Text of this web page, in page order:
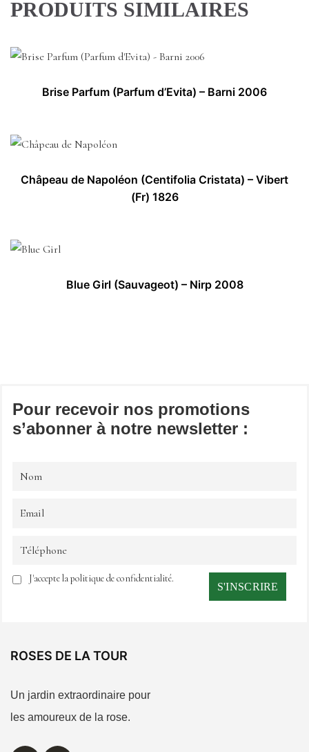
PRODUITS SIMILAIRES
Brise Parfum (Parfum d’Evita) – Barni 2006
Châpeau de Napoléon (Centifolia Cristata) – Vibert
(Fr) 1826
Blue Girl (Sauvageot) – Nirp 2008
Pour recevoir nos promotions
s’abonner à notre newsletter :
J'accepte la politique de confidentialité.
ROSES DE LA TOUR
Un jardin extraordinaire pour
les amoureux de la rose.